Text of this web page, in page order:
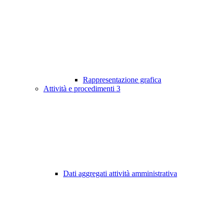
Rappresentazione grafica
Attività e procedimenti 3
Dati aggregati attività amministrativa